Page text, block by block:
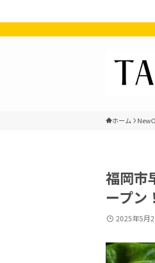
ホーム
福岡市
ープン
2025年5月